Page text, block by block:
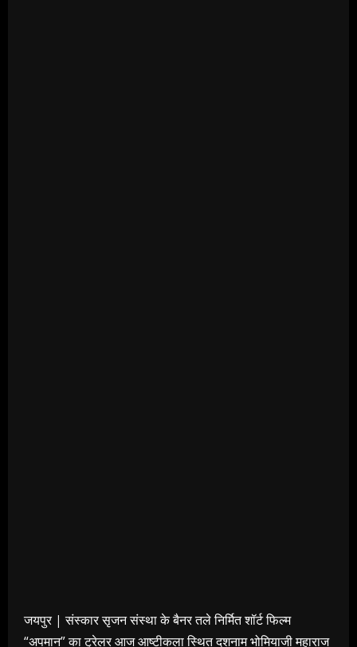
जयपुर | संस्कार सृजन संस्था के बैनर तले निर्मित शॉर्ट फिल्म
“अपमान” का ट्रेलर आज आष्टीकला स्थित दशनाम भोमियाजी महाराज